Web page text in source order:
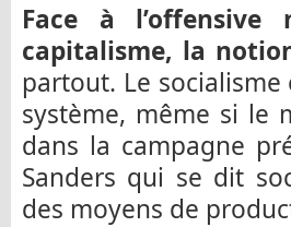
Face à l’offensive
capitalisme, la
partout. Le
système, même si le
dans la campagne
Sanders qui se dit
des moyens de